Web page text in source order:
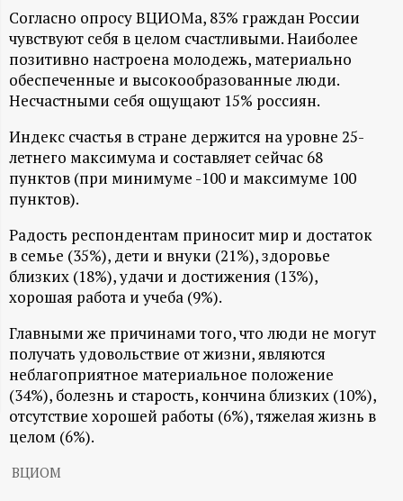
Н
-
и
н
ф
о
р
м
а
ц
и
Согласно опросу ВЦИОМа, 83% граждан России
чувствуют себя в целом счастливыми. Наиболее
позитивно настроена молодежь, материально
обеспеченные и высокообразованные люди.
Несчастными себя ощущают 15% россиян.
Индекс счастья в стране держится на уровне 25-
летнего максимума и составляет сейчас 68
пунктов (при минимуме -100 и максимуме 100
пунктов).
Радость респондентам приносит мир и достаток
в семье (35%), дети и внуки (21%), здоровье
близких (18%), удачи и достижения (13%),
хорошая работа и учеба (9%).
Главными же причинами того, что люди не могут
получать удовольствие от жизни, являются
неблагоприятное материальное положение
(34%), болезнь и старость, кончина близких (10%),
отсутствие хорошей работы (6%), тяжелая жизнь в
целом (6%).
ВЦИОМ